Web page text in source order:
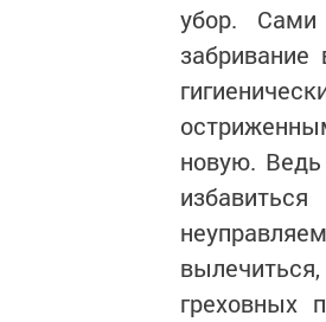
убор. Сами
новую. Ведь
греховных